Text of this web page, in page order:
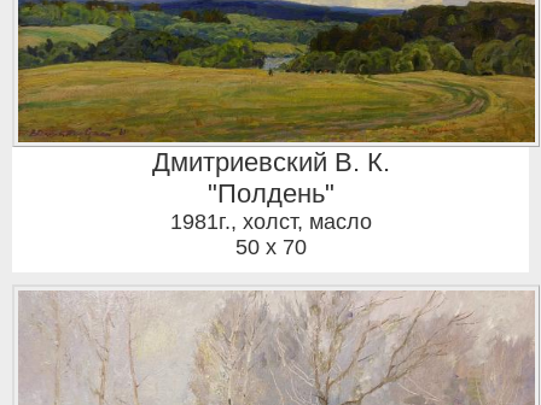
Дмитриевский В. К.
"Полдень"
1981г., холст, масло
50 x 70